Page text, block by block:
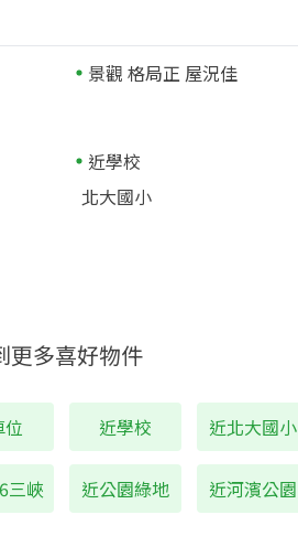
景觀 格局正 屋況佳
近學校
北大國小
更多喜好物件
位 近學校 近北大國小
三峽 近公園綠地 近河濱公園